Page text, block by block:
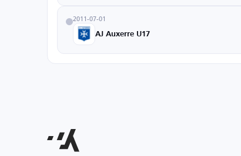
2011-07-01
AJ Auxerre U17